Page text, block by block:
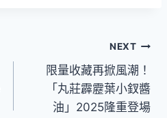
NEXT
限量收藏再掀風潮！
「丸莊霹靂葉小釵醬
油」2025隆重登場